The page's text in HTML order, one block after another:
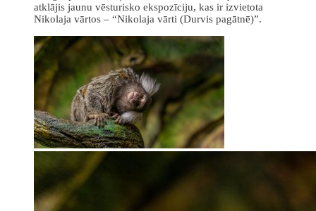
atklājis jaunu vēsturisko ekspozīciju, kas ir izvietota
Nikolaja vārtos – “Nikolaja vārti (Durvis pagātnē)”.